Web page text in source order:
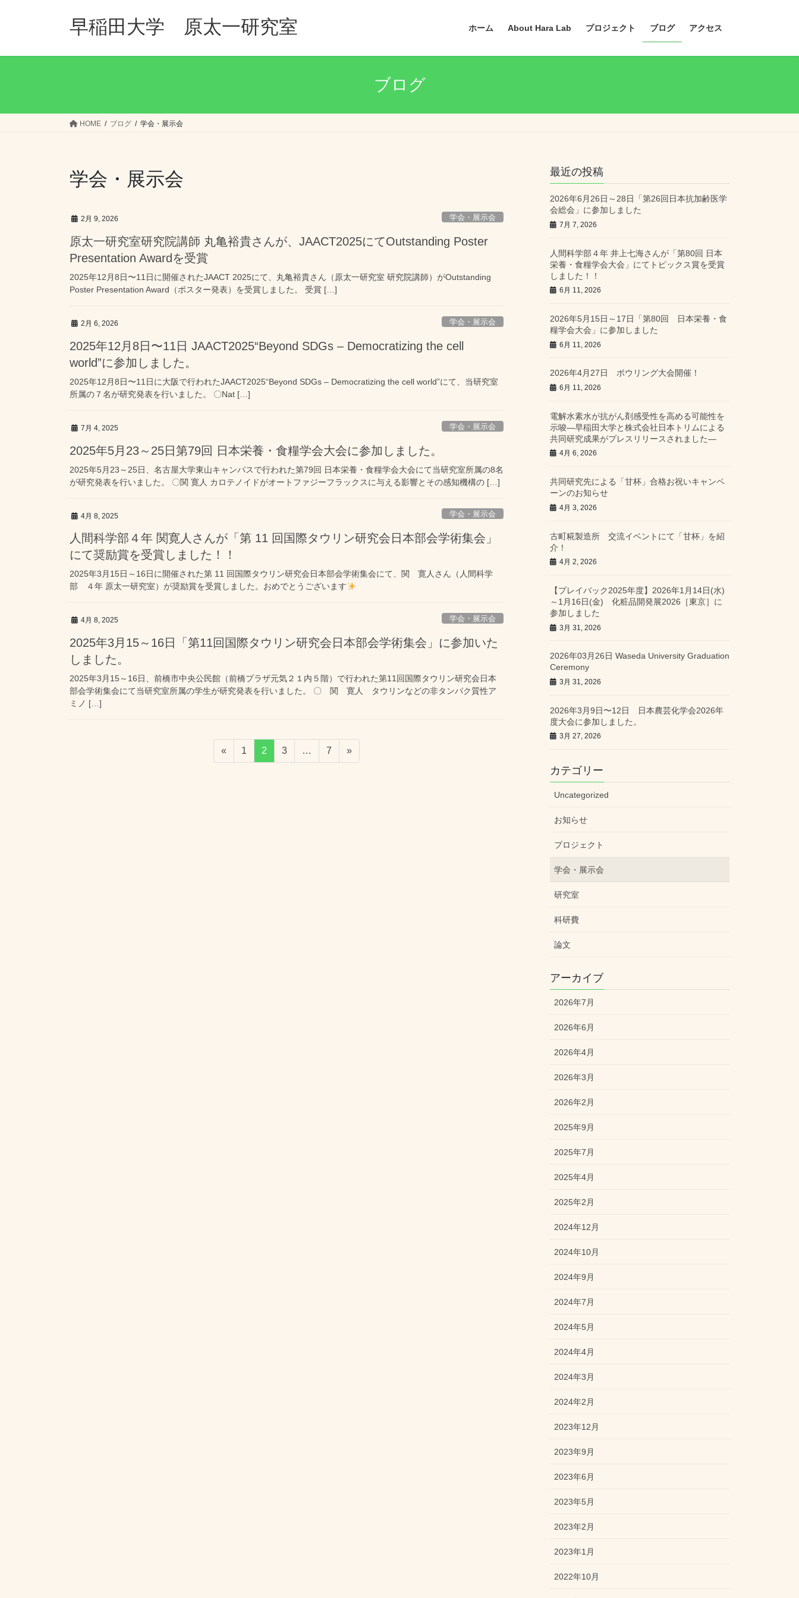
早稲田大学 原太一研究室 ホーム About Hara Lab プロジェクト ブログ アクセス
ブログ
HOME ブログ 学会・展示会
学会・展示会
2月 9, 2026 学会・展示会
原太一研究室研究院講師 丸亀裕貴さんが、JAACT2025にてOutstanding Poster
Presentation Awardを受賞
2025年12月8日〜11日に開催されたJAACT 2025にて、丸亀裕貴さん（原太一研究室 研究院講師）がOutstanding
Poster Presentation Award（ポスター発表）を受賞しました。 受賞 […]
2月 6, 2026 学会・展示会
2025年12月8日〜11日 JAACT2025“Beyond SDGs – Democratizing the cell
world”に参加しました。
2025年12月8日〜11日に大阪で行われたJAACT2025“Beyond SDGs – Democratizing the cell world”にて、当研究室
所属の７名が研究発表を行いました。 〇Nat […]
7月 4, 2025 学会・展示会
2025年5月23～25日第79回 日本栄養・食糧学会大会に参加しました。
2025年5月23～25日、名古屋大学東山キャンパスで行われた第79回 日本栄養・食糧学会大会にて当研究室所属の8名
が研究発表を行いました。 〇関 寛人 カロテノイドがオートファジーフラックスに与える影響とその感知機構の […]
4月 8, 2025 学会・展示会
人間科学部４年 関寛人さんが「第 11 回国際タウリン研究会日本部会学術集会」
にて奨励賞を受賞しました！！
2025年3月15日～16日に開催された第 11 回国際タウリン研究会日本部会学術集会にて、関 寛人さん（人間科学
部 ４年 原太一研究室）が奨励賞を受賞しました。おめでとうございます
4月 8, 2025 学会・展示会
2025年3月15～16日「第11回国際タウリン研究会日本部会学術集会」に参加いた
しました。
2025年3月15～16日、前橋市中央公民館（前橋プラザ元気２１内５階）で行われた第11回国際タウリン研究会日本
部会学術集会にて当研究室所属の学生が研究発表を行いました。 〇 関 寛人 タウリンなどの非タンパク質性ア
ミノ […]
«
固
定
1
固
定
2
固
定
3 …
固
定
7 »
最近の投稿
2026年6月26日～28日「第26回日本抗加齢医学
会総会」に参加しました
7月 7, 2026
人間科学部４年 井上七海さんが「第80回 日本
栄養・食糧学会大会」にてトピックス賞を受賞
しました！！
6月 11, 2026
2026年5月15日～17日「第80回 日本栄養・食
糧学会大会」に参加しました
6月 11, 2026
2026年4月27日 ボウリング大会開催！
6月 11, 2026
電解水素水が抗がん剤感受性を高める可能性を
示唆―早稲田大学と株式会社日本トリムによる
共同研究成果がプレスリリースされました―
4月 6, 2026
共同研究先による「甘杯」合格お祝いキャンペ
ーンのお知らせ
4月 3, 2026
古町糀製造所 交流イベントにて「甘杯」を紹
介！
4月 2, 2026
【プレイバック2025年度】2026年1月14日(水)
～1月16日(金) 化粧品開発展2026［東京］に
参加しました
3月 31, 2026
2026年03月26日 Waseda University Graduation
Ceremony
3月 31, 2026
2026年3月9日〜12日 日本農芸化学会2026年
度大会に参加しました。
3月 27, 2026
カテゴリー
Uncategorized
お知らせ
プロジェクト
学会・展示会
研究室
科研費
論文
アーカイブ
2026年7月
2026年6月
2026年4月
2026年3月
2026年2月
2025年9月
2025年7月
2025年4月
2025年2月
2024年12月
2024年10月
2024年9月
2024年7月
2024年5月
2024年4月
2024年3月
2024年2月
2023年12月
2023年9月
2023年6月
2023年5月
2023年2月
2023年1月
2022年10月